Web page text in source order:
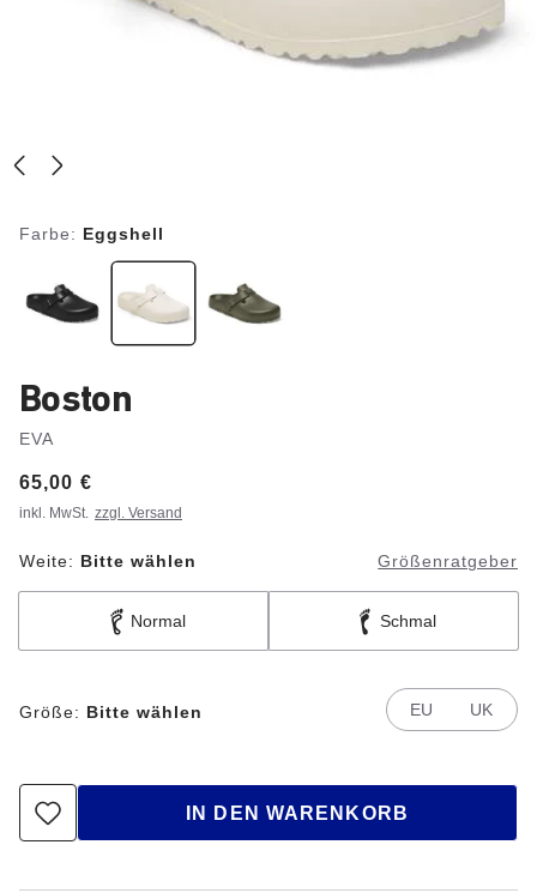
Farbe: Eggshell
Boston
EVA
Price:
65,00 €
inkl. MwSt. zzgl. Versand
Weite: Bitte wählen Größenratgeber
Normal Schmal
Größe: Bitte wählen EU UK
IN DEN WARENKORB